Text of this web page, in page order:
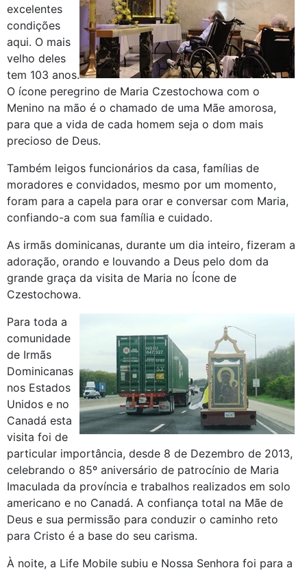
excelentes
condições
aqui. O mais
velho deles
tem 103 anos.
O ícone peregrino de Maria Czestochowa com o
Menino na mão é o chamado de uma Mãe amorosa,
para que a vida de cada homem seja o dom mais
precioso de Deus.
Também leigos funcionários da casa, famílias de
moradores e convidados, mesmo por um momento,
foram para a capela para orar e conversar com Maria,
confiando-a com sua família e cuidado.
As irmãs dominicanas, durante um dia inteiro, fizeram a
adoração, orando e louvando a Deus pelo dom da
grande graça da visita de Maria no Ícone de
Czestochowa.
Para toda a
comunidade
de Irmãs
Dominicanas
nos Estados
Unidos e no
Canadá esta
visita foi de
particular importância, desde 8 de Dezembro de 2013,
celebrando o 85º aniversário de patrocínio de Maria
Imaculada da província e trabalhos realizados em solo
americano e no Canadá. A confiança total na Mãe de
Deus e sua permissão para conduzir o caminho reto
para Cristo é a base do seu carisma.
À noite, a Life Mobile subiu e Nossa Senhora foi para a